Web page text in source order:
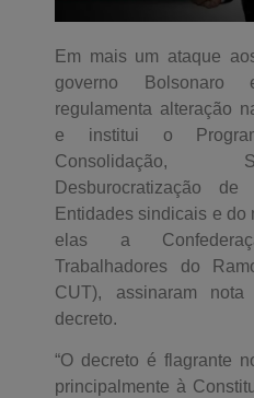
Em mais um ataque
governo Bolsonaro
regulamenta alteração
e institui o
Consolidação,
Desburocratização de
Entidades sindicais e do
elas a
Trabalhadores do
CUT), assinaram
decreto.
“O decreto é flagrante
principalmente à